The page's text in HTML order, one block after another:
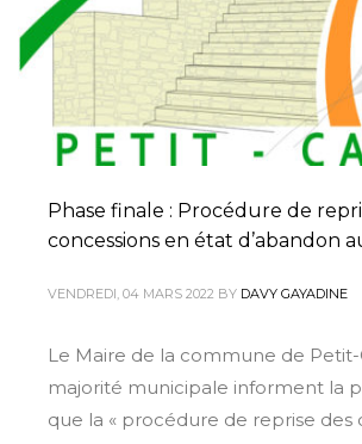
Phase finale : Procédure de
concessions en état d’abandon
VENDREDI, 04 MARS 2022 BY DAVY GAYADINE
Le Maire de la commune de Petit-
majorité municipale informent la
que la « procédure de reprise des